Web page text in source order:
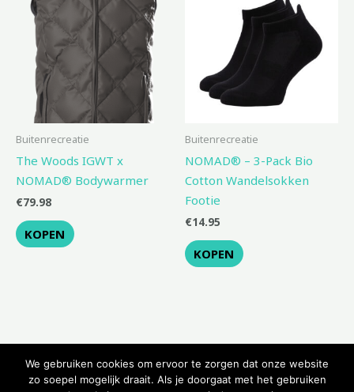
Buitenrecreatie
The Woods IGWT x
NOMAD® Bodywarmer
€79.98
KOPEN
Buitenrecreatie
NOMAD® – 3-Pack Bio
Cotton Wandelsokken
Footie
€14.95
KOPEN
We gebruiken cookies om ervoor te zorgen dat onze website
zo soepel mogelijk draait. Als je doorgaat met het gebruiken